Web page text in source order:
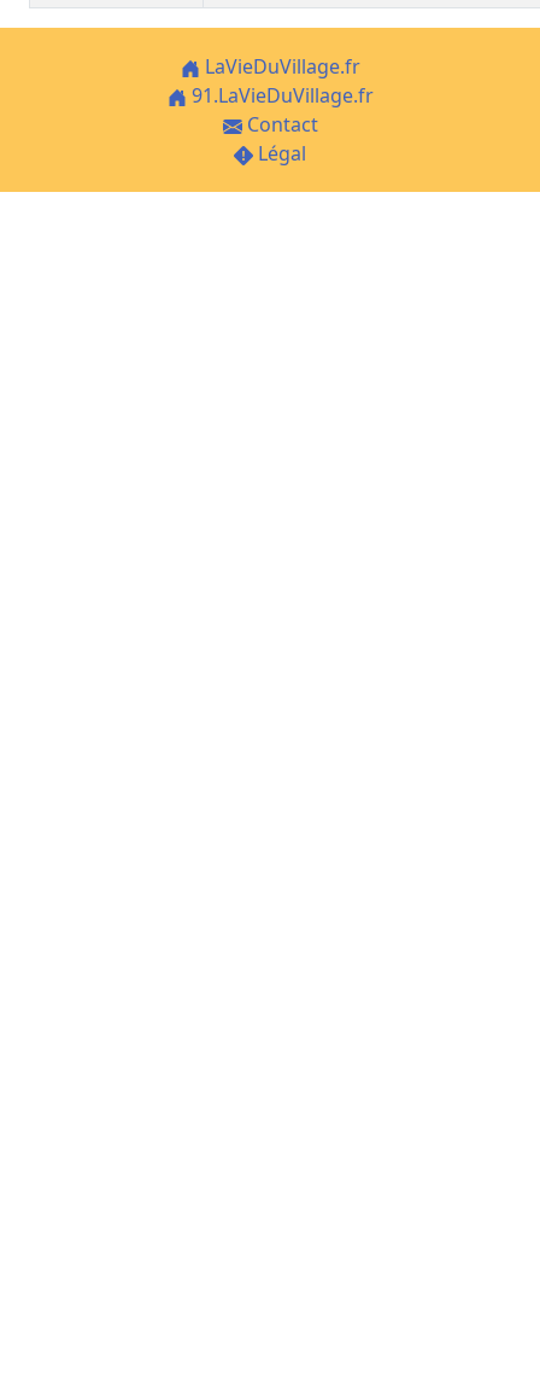
LaVieDuVillage.fr
91.LaVieDuVillage.fr
Contact
Légal